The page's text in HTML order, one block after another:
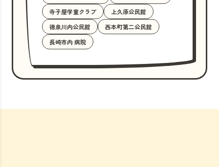
寺子屋学童クラブ
上久原公民館
徳泉川内公民館
西本町第二公民館
長崎市内 病院